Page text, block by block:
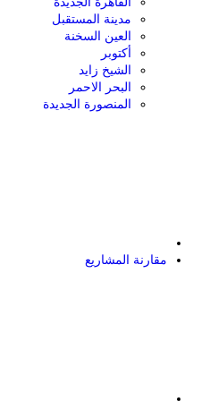
مدينة المستقبل
العين السخنة
أكتوبر
الشيخ زايد
البحر الاحمر
المنصورة الجديدة
مقارنة المشاريع